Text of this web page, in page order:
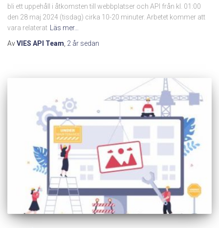
bli ett uppehåll i åtkomsten till webbplatser och API från kl. 01:00
den 28 maj 2024 (tisdag) cirka 10-20 minuter. Arbetet kommer att
vara relaterat
Läs mer…
AvVIES API Team 2 år sedan